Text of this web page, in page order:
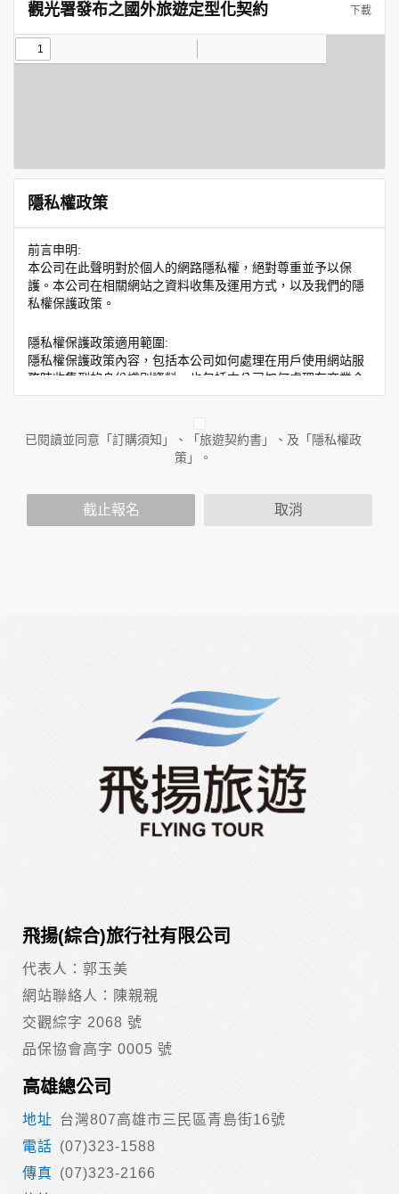
觀光署發布之國外旅遊定型化契約 下載
隱私權政策
前言申明:
本公司在此聲明對於個人的網路隱私權，絕對尊重並予以保
護。本公司在相關網站之資料收集及運用方式，以及我們的隱
私權保護政策。
隱私權保護政策適用範圍:
隱私權保護政策內容，包括本公司如何處理在用戶使用網站服
務時收集到的身份識別資料，也包括本公司如何處理在商業合
作與本公司合作時分享的任何身份識別資料。隱私權保護政策
人員。例如您透過本公司旗下網站上的廣告廠商連結，這些置
放連結的廠商也可能蒐集您個人的資料。對於您主動提供的個
人資訊，這些廣告廠商或連結網站有其個別的隱私權保護政
您個人在本網站上的聊天室或討論區中任意公開個人資料的行
錄等，做為我們增進網站服務的參考依據，此記錄為內部應
為提供精確的服務，我們會將收集的問卷調查內容進行統計與
外，我們會視需要公佈統計數據及說明文字，但不涉及特定個
除非取得您的同意或其他法令之特別規定，本網站絕不會將您
的個人資料揭露予第三人或使用於蒐集目的以外之其他用途。
當您註冊成功，並登入使用我們的服務後，我們即取得您的資
號、電子郵件、出生日期、性別、行業等相關資料，當您註冊
成功，並登入使用我們的服務後，本網站即取得您的資料。
其他除了上述，會保留您在上網瀏覽或查詢時，伺服器自行產
生的相關記錄，包括您使用連線設備的 IP 位址、使用時間、使
用的瀏覽器、瀏覽及點選資料紀錄等。本網站會對個別連線者
的瀏覽器予以標示，歸納使用者瀏覽器在本網站內部所瀏覽的
網頁，除非您願意告知您的個人資料，否則本網站不會也無法
將此項記錄和您對應。請您注意，在本網站網刊登廣告之廠
商，或與連結本網站，也可能蒐集您個人的資料。對於您主動
保護政策，其資料處理措施不適用本網站隱私權保護政策，本
公司不負任何連帶責任。
本網站將在事前或註冊登錄取得您的同意後，傳送商業性資料
已閱讀並同意「訂購須知」、「旅遊契約書」、及「隱私權政
策」。
截止報名 取消
飛揚(綜合)旅行社有限公司
代表人：郭玉美
網站聯絡人：陳親親
交觀綜字 2068 號
品保協會高字 0005 號
高雄總公司
台灣807高雄市三民區青島街16號
(07)323-1588
(07)323-2166